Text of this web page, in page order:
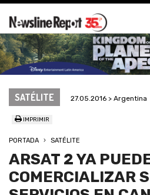
SATÉLITE 27.05.2016 > Argentina
IMPRIMIR
PORTADA SATÉLITE
ARSAT 2 YA
COMERCIALIZAR